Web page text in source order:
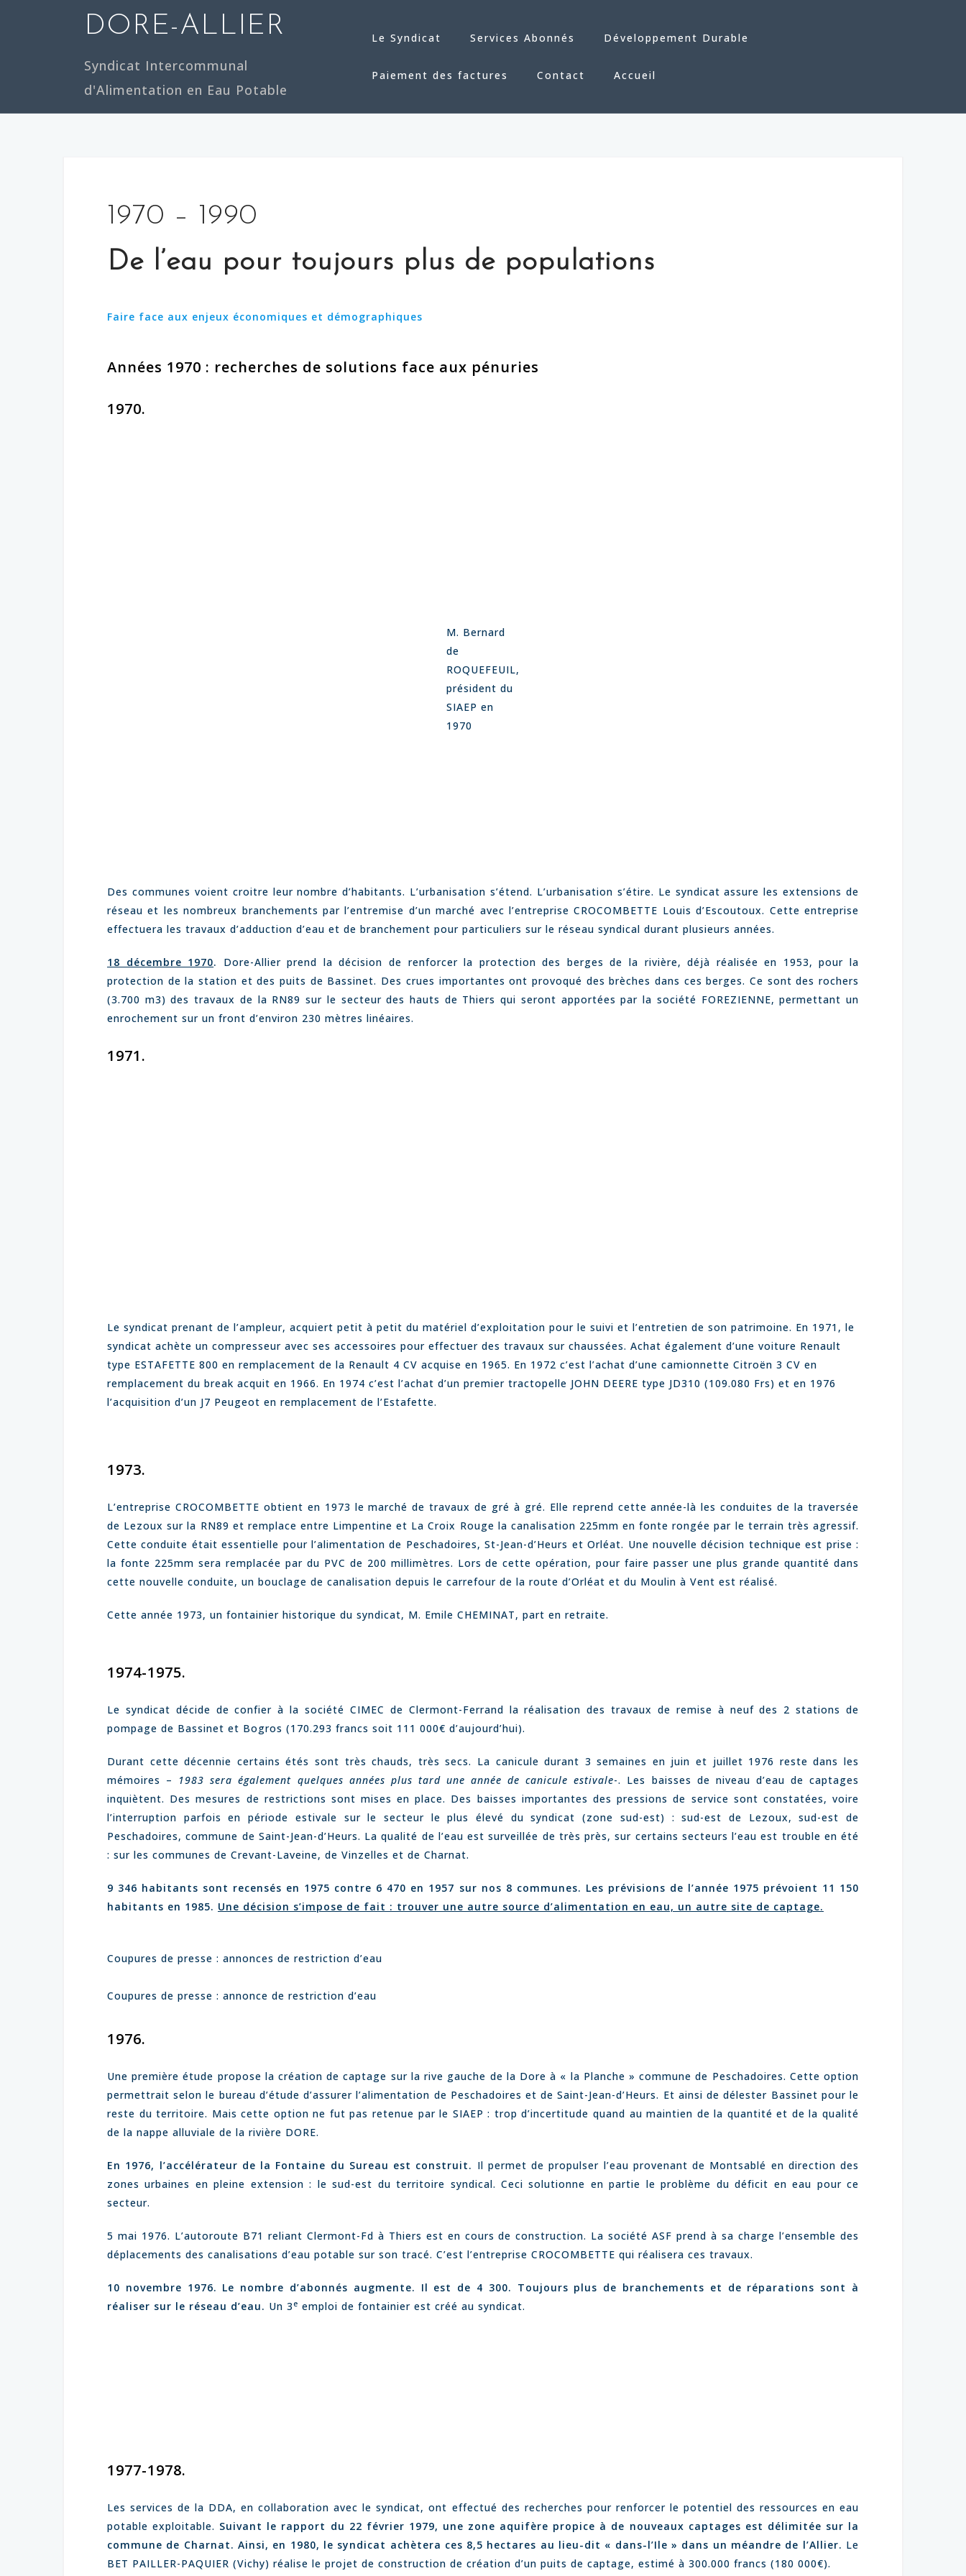
DORE-ALLIER
Syndicat Intercommunal
d'Alimentation en Eau Potable
Le Syndicat Services Abonnés Développement Durable
Paiement des factures Contact Accueil
1970 – 1990
De l’eau pour toujours plus de populations
Faire face aux enjeux économiques et démographiques
Années 1970 : recherches de solutions face aux pénuries
1970.
M. Bernard
de
ROQUEFEUIL,
président du
SIAEP en
1970
Des communes voient croitre leur nombre d’habitants. L’urbanisation s’étend. L’urbanisation s’étire. Le syndicat assure les extensions de
réseau et les nombreux branchements par l’entremise d’un marché avec l’entreprise CROCOMBETTE Louis d’Escoutoux. Cette entreprise
effectuera les travaux d’adduction d’eau et de branchement pour particuliers sur le réseau syndical durant plusieurs années.
18 décembre 1970.
Dore-Allier prend la décision de renforcer la protection des berges de la rivière, déjà réalisée en 1953, pour la
protection de la station et des puits de Bassinet. Des crues importantes ont provoqué des brèches dans ces berges. Ce sont des rochers
(3.700 m3) des travaux de la RN89 sur le secteur des hauts de Thiers qui seront apportées par la société FOREZIENNE, permettant un
enrochement sur un front d’environ 230 mètres linéaires.
1971.
Le syndicat prenant de l’ampleur, acquiert petit à petit du matériel d’exploitation pour le suivi et l’entretien de son patrimoine. En 1971, le
syndicat achète un compresseur avec ses accessoires pour effectuer des travaux sur chaussées. Achat également d’une voiture Renault
type ESTAFETTE 800 en remplacement de la Renault 4 CV acquise en 1965. En 1972 c’est l’achat d’une camionnette Citroën 3 CV en
remplacement du break acquit en 1966. En 1974 c’est l’achat d’un premier tractopelle JOHN DEERE type JD310 (109.080 Frs) et en 1976
l’acquisition d’un J7 Peugeot en remplacement de l’Estafette.
1973.
L’entreprise CROCOMBETTE obtient en 1973 le marché de travaux de gré à gré. Elle reprend cette année-là les conduites de la traversée
de Lezoux sur la RN89 et remplace entre Limpentine et La Croix Rouge la canalisation 225mm en fonte rongée par le terrain très agressif.
Cette conduite était essentielle pour l’alimentation de Peschadoires, St-Jean-d’Heurs et Orléat. Une nouvelle décision technique est prise :
la fonte 225mm sera remplacée par du PVC de 200 millimètres. Lors de cette opération, pour faire passer une plus grande quantité dans
cette nouvelle conduite, un bouclage de canalisation depuis le carrefour de la route d’Orléat et du Moulin à Vent est réalisé.
Cette année 1973, un fontainier historique du syndicat, M. Emile CHEMINAT, part en retraite.
1974-1975.
Le syndicat décide de confier à la société CIMEC de Clermont-Ferrand la réalisation des travaux de remise à neuf des 2 stations de
pompage de Bassinet et Bogros (170.293 francs soit 111 000€ d’aujourd’hui).
Durant cette décennie certains étés sont très chauds, très secs. La canicule durant 3 semaines en juin et juillet 1976 reste dans les
mémoires – 1983 sera également quelques années plus tard une année de canicule estivale-. Les baisses de niveau d’eau de captages
inquiètent. Des mesures de restrictions sont mises en place. Des baisses importantes des pressions de service sont constatées, voire
l’interruption parfois en période estivale sur le secteur le plus élevé du syndicat (zone sud-est) : sud-est de Lezoux, sud-est de
Peschadoires, commune de Saint-Jean-d’Heurs. La qualité de l’eau est surveillée de très près, sur certains secteurs l’eau est trouble en été
: sur les communes de Crevant-Laveine, de Vinzelles et de Charnat.
9 346 habitants sont recensés en 1975 contre 6 470 en 1957 sur nos 8 communes. Les prévisions de l’année 1975 prévoient 11 150
habitants en 1985. Une décision s’impose de fait : trouver une autre source d’alimentation en eau, un autre site de captage.
Coupures de presse : annonces de restriction d’eau
Coupures de presse : annonce de restriction d’eau
1976.
Une première étude propose la création de captage sur la rive gauche de la Dore à « la Planche » commune de Peschadoires. Cette option
permettrait selon le bureau d’étude d’assurer l’alimentation de Peschadoires et de Saint-Jean-d’Heurs. Et ainsi de délester Bassinet pour le
reste du territoire. Mais cette option ne fut pas retenue par le SIAEP : trop d’incertitude quand au maintien de la quantité et de la qualité
de la nappe alluviale de la rivière DORE.
En 1976, l’accélérateur de la Fontaine du Sureau est construit. Il permet de propulser l’eau provenant de Montsablé en direction des
zones urbaines en pleine extension : le sud-est du territoire syndical. Ceci solutionne en partie le problème du déficit en eau pour ce
secteur.
5 mai 1976. L’autoroute B71 reliant Clermont-Fd à Thiers est en cours de construction. La société ASF prend à sa charge l’ensemble des
déplacements des canalisations d’eau potable sur son tracé. C’est l’entreprise CROCOMBETTE qui réalisera ces travaux.
10 novembre 1976. Le nombre d’abonnés augmente. Il est de 4 300. Toujours plus de branchements et de réparations sont à
réaliser sur le réseau d’eau. Un 3 e emploi de fontainier est créé au syndicat.
1977-1978.
Les services de la DDA, en collaboration avec le syndicat, ont effectué des recherches pour renforcer le potentiel des ressources en eau
potable exploitable. Suivant le rapport du 22 février 1979, une zone aquifère propice à de nouveaux captages est délimitée sur la
commune de Charnat. Ainsi, en 1980, le syndicat achètera ces 8,5 hectares au lieu-dit « dans-l’Ile » dans un méandre de l’Allier. Le
BET PAILLER-PAQUIER (Vichy) réalise le projet de construction de création d’un puits de captage, estimé à 300.000 francs (180 000€).